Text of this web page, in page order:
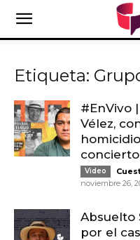
Etiqueta:
#EnVivo
Vélez,
Video
noviembre 26,
Absuelto
por el